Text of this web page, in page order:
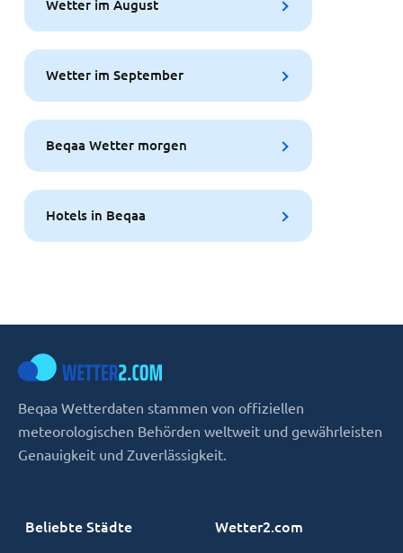
Wetter im August
Wetter im September
Beqaa Wetter morgen
Hotels in Beqaa
Beqaa Wetterdaten stammen von offiziellen
meteorologischen Behörden weltweit und gewährleisten
Genauigkeit und Zuverlässigkeit.
Beliebte Städte Wetter2.com